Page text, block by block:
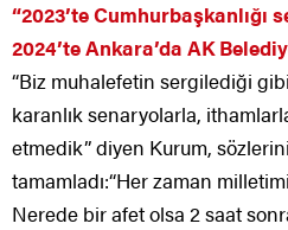
“2023’te Cumhurbaşkanlığı
2024’te Ankara’da AK
“Biz muhalefetin sergilediği
karanlık senaryolarla,
etmedik” diyen Kurum,
tamamladı:“Her zaman
Nerede bir afet olsa 2 saat